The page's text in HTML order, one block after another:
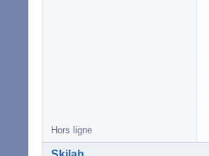
Hors ligne